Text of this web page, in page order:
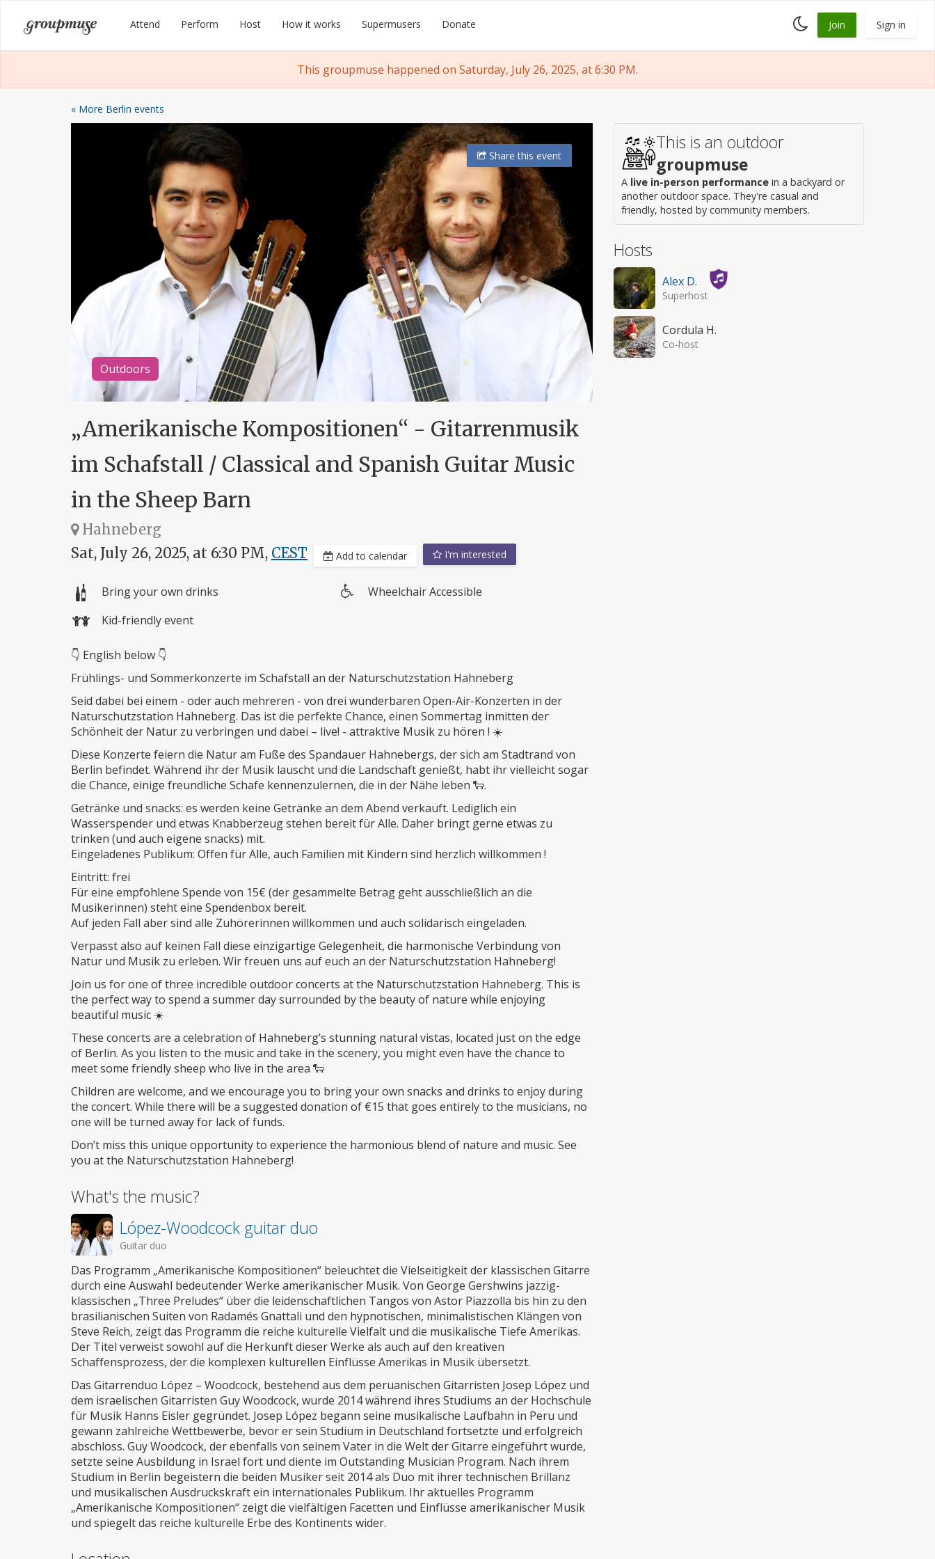
content
Groupmuse Attend Perform Host How it works Supermusers Donate
Toggle
dark
Join Sign in
This groupmuse happened on Saturday, July 26, 2025, at 6:30 PM.
« More Berlin events
Outdoors
Sharethis event
„Amerikanische Kompositionen“ - Gitarrenmusik
im Schafstall / Classical and Spanish Guitar Music
in the Sheep Barn
Hahneberg
Sat, July 26, 2025, at 6:30 PM, CEST Add to calendar I'm interested
Bring your own drinks
Wheelchair Accessible
Kid-friendly event
👇 English below 👇
Frühlings- und Sommerkonzerte im Schafstall an der Naturschutzstation Hahneberg
Seid dabei bei einem - oder auch mehreren - von drei wunderbaren Open-Air-Konzerten in der
Naturschutzstation Hahneberg. Das ist die perfekte Chance, einen Sommertag inmitten der
Schönheit der Natur zu verbringen und dabei – live! - attraktive Musik zu hören ! ☀️
Diese Konzerte feiern die Natur am Fuße des Spandauer Hahnebergs, der sich am Stadtrand von
Berlin befindet. Während ihr der Musik lauscht und die Landschaft genießt, habt ihr vielleicht sogar
die Chance, einige freundliche Schafe kennenzulernen, die in der Nähe leben 🐑.
Getränke und snacks: es werden keine Getränke an dem Abend verkauft. Lediglich ein
Wasserspender und etwas Knabberzeug stehen bereit für Alle. Daher bringt gerne etwas zu
trinken (und auch eigene snacks) mit.
Eingeladenes Publikum: Offen für Alle, auch Familien mit Kindern sind herzlich willkommen !
Eintritt: frei
Für eine empfohlene Spende von 15€ (der gesammelte Betrag geht ausschließlich an die
Musikerinnen) steht eine Spendenbox bereit.
Auf jeden Fall aber sind alle Zuhörerinnen willkommen und auch solidarisch eingeladen.
Verpasst also auf keinen Fall diese einzigartige Gelegenheit, die harmonische Verbindung von
Natur und Musik zu erleben. Wir freuen uns auf euch an der Naturschutzstation Hahneberg!
Join us for one of three incredible outdoor concerts at the Naturschutzstation Hahneberg. This is
the perfect way to spend a summer day surrounded by the beauty of nature while enjoying
beautiful music ☀️
These concerts are a celebration of Hahneberg’s stunning natural vistas, located just on the edge
of Berlin. As you listen to the music and take in the scenery, you might even have the chance to
meet some friendly sheep who live in the area 🐑
Children are welcome, and we encourage you to bring your own snacks and drinks to enjoy during
the concert. While there will be a suggested donation of €15 that goes entirely to the musicians, no
one will be turned away for lack of funds.
Don’t miss this unique opportunity to experience the harmonious blend of nature and music. See
you at the Naturschutzstation Hahneberg!
What's the music?
López-Woodcock guitar duo
Guitar duo
Das Programm „Amerikanische Kompositionen“ beleuchtet die Vielseitigkeit der klassischen Gitarre
durch eine Auswahl bedeutender Werke amerikanischer Musik. Von George Gershwins jazzig-
klassischen „Three Preludes“ über die leidenschaftlichen Tangos von Astor Piazzolla bis hin zu den
brasilianischen Suiten von Radamés Gnattali und den hypnotischen, minimalistischen Klängen von
Steve Reich, zeigt das Programm die reiche kulturelle Vielfalt und die musikalische Tiefe Amerikas.
Der Titel verweist sowohl auf die Herkunft dieser Werke als auch auf den kreativen
Schaffensprozess, der die komplexen kulturellen Einflüsse Amerikas in Musik übersetzt.
Das Gitarrenduo López – Woodcock, bestehend aus dem peruanischen Gitarristen Josep López und
dem israelischen Gitarristen Guy Woodcock, wurde 2014 während ihres Studiums an der Hochschule
für Musik Hanns Eisler gegründet. Josep López begann seine musikalische Laufbahn in Peru und
gewann zahlreiche Wettbewerbe, bevor er sein Studium in Deutschland fortsetzte und erfolgreich
abschloss. Guy Woodcock, der ebenfalls von seinem Vater in die Welt der Gitarre eingeführt wurde,
setzte seine Ausbildung in Israel fort und diente im Outstanding Musician Program. Nach ihrem
Studium in Berlin begeistern die beiden Musiker seit 2014 als Duo mit ihrer technischen Brillanz
und musikalischen Ausdruckskraft ein internationales Publikum. Ihr aktuelles Programm
„Amerikanische Kompositionen“ zeigt die vielfältigen Facetten und Einflüsse amerikanischer Musik
und spiegelt das reiche kulturelle Erbe des Kontinents wider.
This is an outdoor
groupmuse
A live in-person performance in a backyard or
another outdoor space. They're casual and
friendly, hosted by community members.
Hosts
Alex D.
Superhost
Cordula H.
Co-host